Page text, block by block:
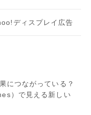
ディスプレイ広告
につながっている？
）で見える新しい